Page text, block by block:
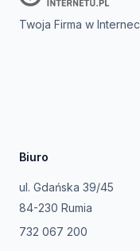
Twoja Firma w
Biuro
ul. Gdańska 39/45
84-230 Rumia
732 067 200